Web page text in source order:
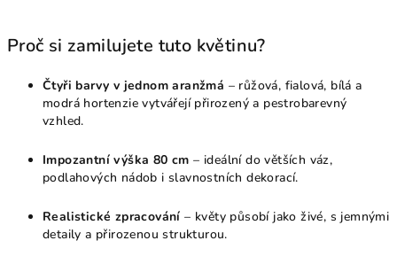
Proč si zamilujete tuto květinu?
Čtyři barvy v jednom aranžmá – růžová, fialová, bílá a
modrá hortenzie vytvářejí přirozený a pestrobarevný
vzhled.
Impozantní výška 80 cm – ideální do větších váz,
podlahových nádob i slavnostních dekorací.
Realistické zpracování – květy působí jako živé, s jemnými
detaily a přirozenou strukturou.